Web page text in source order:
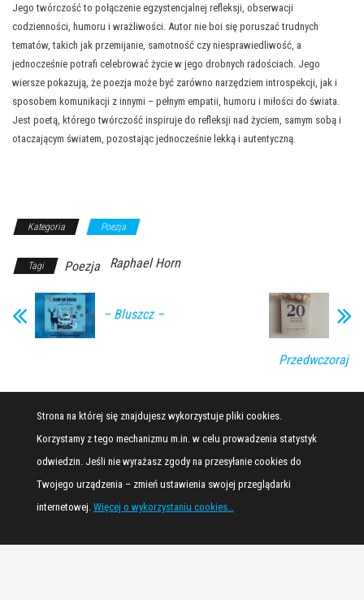
Jego twórczość to połączenie egzystencjalnej refleksji, obserwacji
codzienności, humoru i wrażliwości. Autor nie boi się poruszać trudnych
tematów, takich jak przemijanie, samotność czy niesprawiedliwość, a
jednocześnie potrafi celebrować życie w jego drobnych radościach. Jego
wiersze pokazują, że poezja może być zarówno narzędziem introspekcji, jak i
sposobem komunikacji z innymi – pełnym empatii, humoru i miłości do świata.
Jest poetą, którego twórczość inspiruje do refleksji nad życiem, samym sobą i
otaczającym światem, pozostając jednocześnie lekką i autentyczną.
Kategoria Poezja
Tagi Poezja Raphael Horn
– Bluszcz –
Przedwczoraj
Strona na której się znajdujesz wykorzystuje pliki cookies.
Korzystamy z tego mechanizmu m.in. w celu prowadzenia statystyk
odwiedzin. Jeśli nie wyrażasz zgody na przesyłanie cookies do
Twojego urządzenia – zmień ustawienia swojej przeglądarki
internetowej. Więcej o wykorzystaniu cookies…